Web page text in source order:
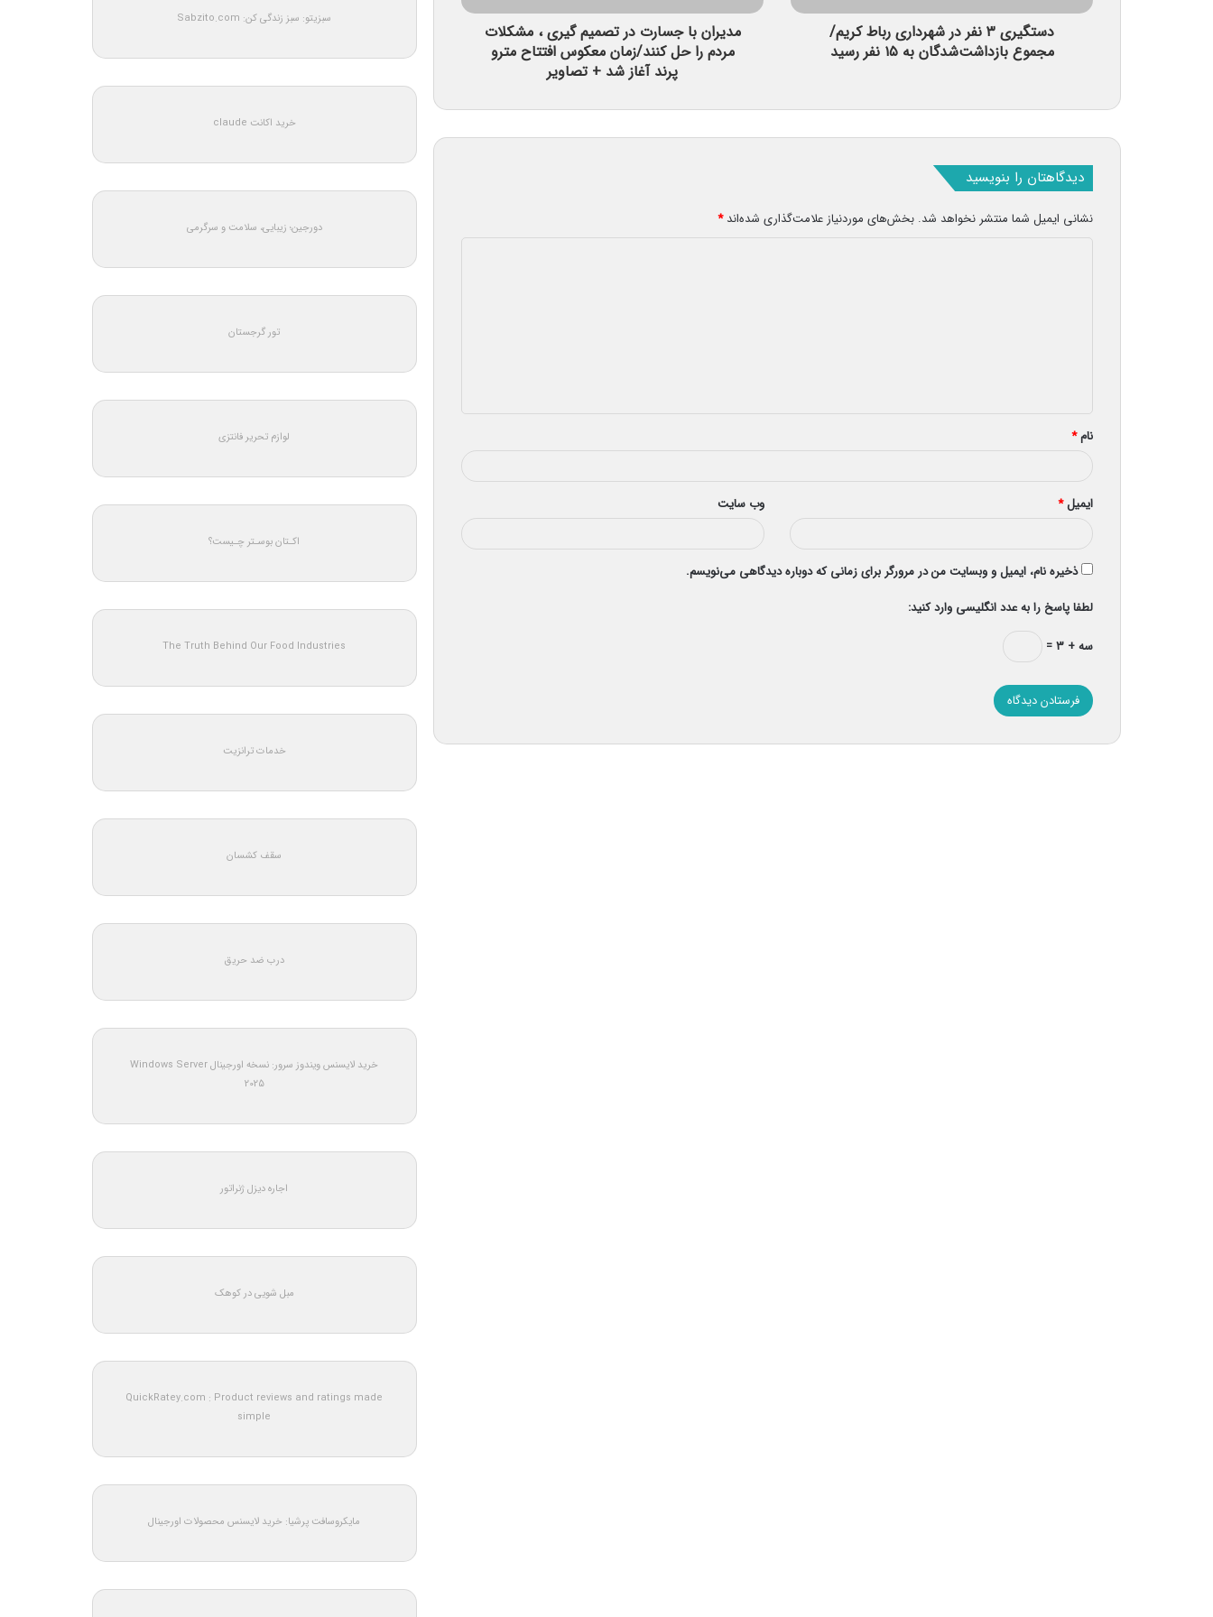
دستگیری ۳ نفر در شهرداری رباط کریم/
مجموع بازداشت‌شدگان به ۱۵ نفر رسید
مدیران با جسارت در تصمیم گیری ، مشکلات
مردم را حل کنند/زمان معکوس افتتاح مترو
پرند آغاز شد + تصاویر
دیدگاهتان را بنویسید
نشانی ایمیل شما منتشر نخواهد شد. بخش‌های موردنیاز علامت‌گذاری شده‌اند*
*
نام*
ایمیل* وب‌ سایت
ذخیره نام، ایمیل و وبسایت من در مرورگر برای زمانی که دوباره دیدگاهی می‌نویسم.
لطفا پاسخ را به عدد انگلیسی وارد کنید:
سه + ۳ =
سبزیتو: سبز زندگی کن: Sabzito.com
خرید اکانت claude
دورجین؛ زیبایی، سلامت و سرگرمی
تور گرجستان
لوازم تحریر فانتزی
اکـتان بوسـتر چـیست؟
The Truth Behind Our Food Industries
خدمات ترانزیت
سقف کشسان
درب ضد حریق
خرید لایسنس ویندوز سرور: نسخه اورجینال Windows Server
2025
اجاره دیزل ژنراتور
مبل شویی در کوهک
QuickRatey.com : Product reviews and ratings made
simple
مایکروسافت پرشیا: خرید لایسنس محصولات اورجینال